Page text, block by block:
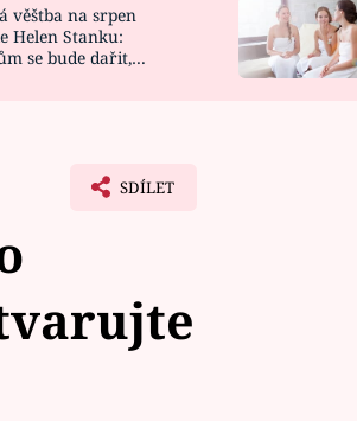
DESIGN
věštba na srpen
Helen Stanku:
se bude dařit,
SDÍLET